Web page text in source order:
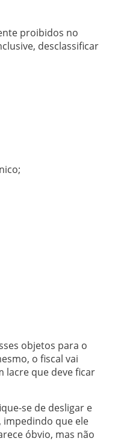
proibidos no
desclassificar
objetos para o
o fiscal vai
lacre que deve ficar
se de desligar e
que ele
óbvio, mas não